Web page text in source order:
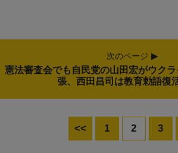
次のページ
憲法審査会でも自民党の山田宏がウク
張、西田昌司は教育勅語復
<< 1 2 3